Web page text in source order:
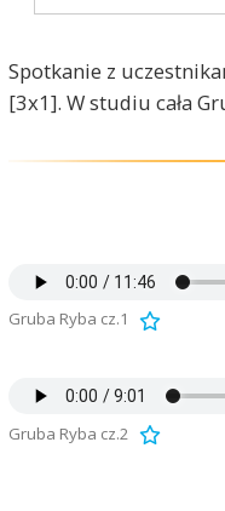
Spotkanie z
[3x1]. W studiu cała
Gruba Ryba cz.1
Gruba Ryba cz.2